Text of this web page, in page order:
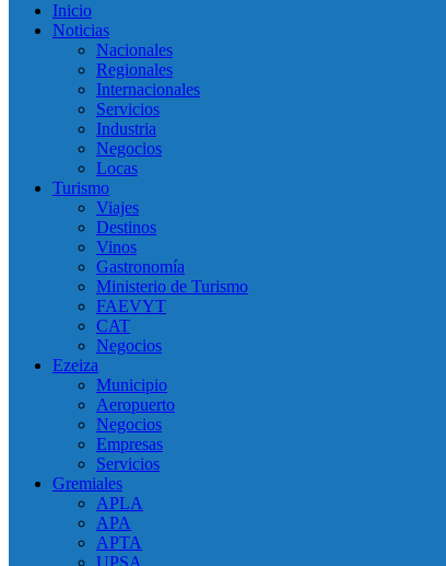
Inicio
Noticias
Nacionales
Regionales
Internacionales
Servicios
Industria
Negocios
Locas
Turismo
Viajes
Destinos
Vinos
Gastronomía
Ministerio de Turismo
FAEVYT
CAT
Negocios
Ezeiza
Municipio
Aeropuerto
Negocios
Empresas
Servicios
Gremiales
APLA
APA
APTA
UPSA